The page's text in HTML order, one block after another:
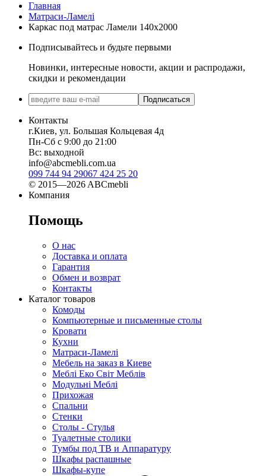
Главная
Матраси-Ламелі
Каркас под матрас Ламели 140х2000
Подписывайтесь и будьте первыми
Новинки, интересные новости, акции и распродажи,
скидки и рекомендации
Подписаться
Контакты
г.Киев, ул. Большая Кольцевая 4д
Пн-Сб с 9:00 до 21:00
Вс: выходной
info@abcmebli.com.ua
099 744 94 29067 424 25 20
© 2015—2026 ABCmebli
Компания
Помощь
О нас
Доставка и оплата
Гарантия
Обмен и возврат
Контакты
Каталог товаров
Комоды
Компьютерные и письменные столы
Кровати
Кухни
Матраси-Ламелі
Мебель на заказ в Киеве
Меблі Еко Світ Меблів
Модульні Меблі
Прихожая
Спальни
Стенки
Столы - Стулья
Туалетные столики
Тумбы под ТВ и Аппаратуру
Шкафы распашные
Шкафы-купе